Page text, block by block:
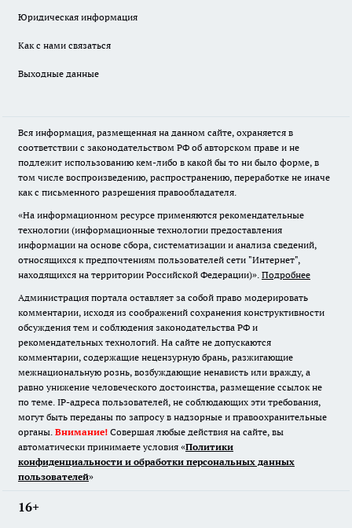
Юридическая информация
Как с нами связаться
Выходные данные
Вся информация, размещенная на данном сайте, охраняется в
соответствии с законодательством РФ об авторском праве и не
подлежит использованию кем-либо в какой бы то ни было форме, в
том числе воспроизведению, распространению, переработке не иначе
как с письменного разрешения правообладателя.
«На информационном ресурсе применяются рекомендательные
технологии (информационные технологии предоставления
информации на основе сбора, систематизации и анализа сведений,
относящихся к предпочтениям пользователей сети "Интернет",
находящихся на территории Российской Федерации)». Подробнее
Администрация портала оставляет за собой право модерировать
комментарии, исходя из соображений сохранения конструктивности
обсуждения тем и соблюдения законодательства РФ и
рекомендательных технологий. На сайте не допускаются
комментарии, содержащие нецензурную брань, разжигающие
межнациональную рознь, возбуждающие ненависть или вражду, а
равно унижение человеческого достоинства, размещение ссылок не
по теме. IP-адреса пользователей, не соблюдающих эти требования,
могут быть переданы по запросу в надзорные и правоохранительные
органы. Внимание! Совершая любые действия на сайте, вы
автоматически принимаете условия «Политики
конфиденциальности и обработки персональных данных
пользователей»
16+